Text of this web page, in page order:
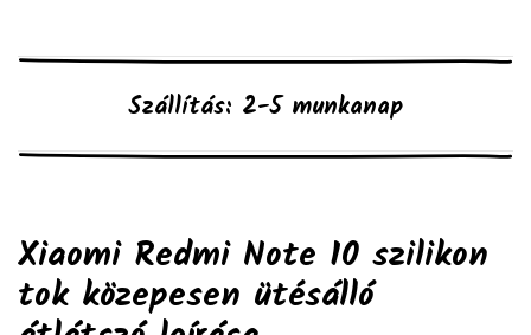
Szállítás: 2-5 munkanap
Xiaomi Redmi Note 10 szilikon
tok közepesen ütésálló